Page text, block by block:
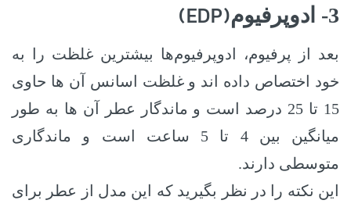
3- ادوپرفیوم (EDP)
بعد از پرفیوم، ادوپرفیوم‌ها بیشترین غلظت را به
خود اختصاص داده اند و غلظت اسانس آن ها حاوی
15 تا 25 درصد است و ماندگار عطر آن ها به طور
میانگین بین 4 تا 5 ساعت است و ماندگاری
متوسطی دارند.
این نکته را در نظر بگیرید که این مدل از عطر برای